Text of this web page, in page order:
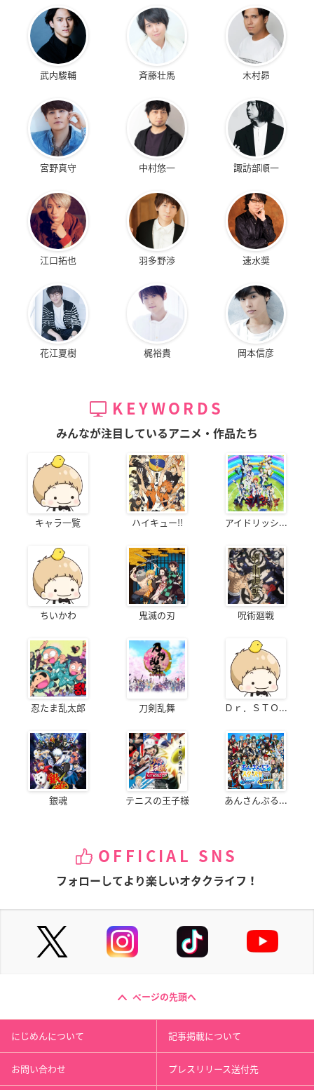
武内駿輔 斉藤壮馬 木村昴
宮野真守 中村悠一 諏訪部順一
江口拓也 羽多野渉 速水奨
花江夏樹 梶裕貴 岡本信彦
KEYWORDS
みんなが注目しているアニメ・作品たち
キャラ一覧 ハイキュー!! アイドリッシ...
ちいかわ 鬼滅の刃 呪術廻戦
忍たま乱太郎 刀剣乱舞 Ｄｒ．ＳＴＯ...
銀魂 テニスの王子様 あんさんぶる...
OFFICIAL SNS
フォローしてより楽しいオタクライフ！
ページの先頭へ
にじめんについて 記事掲載について
お問い合わせ プレスリリース送付先